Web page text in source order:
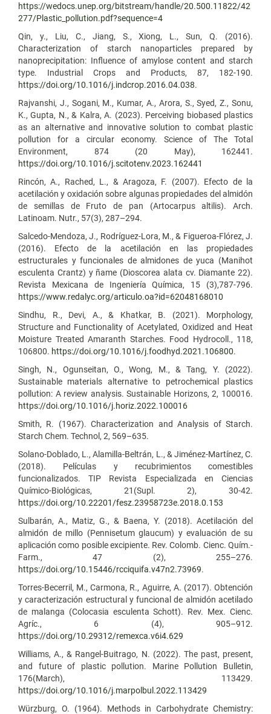
https://wedocs.unep.org/bitstream/handle/20.500.11822/42
277/Plastic_pollution.pdf?sequence=4
Qin, y., Liu, C., Jiang, S., Xiong, L., Sun, Q. (2016).
Characterization of starch nanoparticles prepared by
nanoprecipitation: Influence of amylose content and starch
type. Industrial Crops and Products, 87, 182-190.
https://doi.org/10.1016/j.indcrop.2016.04.038.
Rajvanshi, J., Sogani, M., Kumar, A., Arora, S., Syed, Z., Sonu,
K., Gupta, N., & Kalra, A. (2023). Perceiving biobased plastics
as an alternative and innovative solution to combat plastic
pollution for a circular economy. Science of The Total
Environment, 874 (20 May), 162441.
https://doi.org/10.1016/j.scitotenv.2023.162441
Rincón, A., Rached, L., & Aragoza, F. (2007). Efecto de la
acetilación y oxidación sobre algunas propiedades del almidón
de semillas de Fruto de pan (Artocarpus altilis). Arch.
Latinoam. Nutr., 57(3), 287–294.
Salcedo-Mendoza, J., Rodríguez-Lora, M., & Figueroa-Flórez, J.
(2016). Efecto de la acetilación en las propiedades
estructurales y funcionales de almidones de yuca (Manihot
esculenta Crantz) y ñame (Dioscorea alata cv. Diamante 22).
Revista Mexicana de Ingeniería Química, 15 (3),787-796.
https://www.redalyc.org/articulo.oa?id=62048168010
Sindhu, R., Devi, A., & Khatkar, B. (2021). Morphology,
Structure and Functionality of Acetylated, Oxidized and Heat
Moisture Treated Amaranth Starches. Food Hydrocoll., 118,
106800. https://doi.org/10.1016/j.foodhyd.2021.106800.
Singh, N., Ogunseitan, O., Wong, M., & Tang, Y. (2022).
Sustainable materials alternative to petrochemical plastics
pollution: A review analysis. Sustainable Horizons, 2, 100016.
https://doi.org/10.1016/j.horiz.2022.100016
Smith, R. (1967). Characterization and Analysis of Starch.
Starch Chem. Technol, 2, 569–635.
Solano-Doblado, L., Alamilla-Beltrán, L., & Jiménez-Martínez, C.
(2018). Películas y recubrimientos comestibles
funcionalizados. TIP Revista Especializada en Ciencias
Químico-Biológicas, 21(Supl. 2), 30-42.
https://doi.org/10.22201/fesz.23958723e.2018.0.153
Sulbarán, A., Matiz, G., & Baena, Y. (2018). Acetilación del
almidón de millo (Pennisetum glaucum) y evaluación de su
aplicación como posible excipiente. Rev. Colomb. Cienc. Quím.-
Farm., 47 (2), 255–276.
https://doi.org/10.15446/rcciquifa.v47n2.73969.
Torres-Becerril, M., Carmona, R., Aguirre, A. (2017). Obtención
y caracterización estructural y funcional de almidón acetilado
de malanga (Colocasia esculenta Schott). Rev. Mex. Cienc.
Agríc., 6 (4), 905–912.
https://doi.org/10.29312/remexca.v6i4.629
Williams, A., & Rangel-Buitrago, N. (2022). The past, present,
and future of plastic pollution. Marine Pollution Bulletin,
176(March), 113429.
https://doi.org/10.1016/j.marpolbul.2022.113429
Würzburg, O. (1964). Methods in Carbohydrate Chemistry: